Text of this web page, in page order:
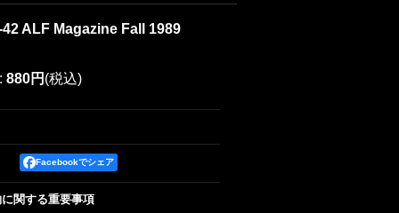
ALF Magazine Fall 1989
: 880円 (税込)
Facebookでシェア
関する重要事項